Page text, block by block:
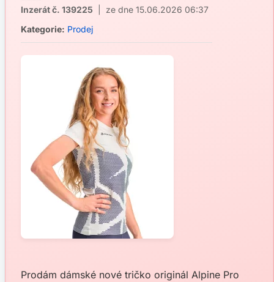
Inzerát č. 139225 | ze dne 15.06.2026 06:37
Kategorie: Prodej
Prodám dámské nové tričko originál Alpine Pro